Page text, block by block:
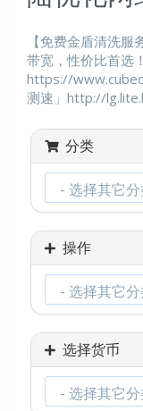
【免费金盾清洗
带宽，性价比首选
https://
测速」http://
分类
操作
选择货币